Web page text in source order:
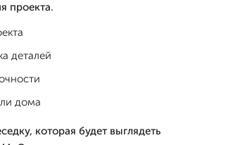
проекта.
деталей
дома
которая будет выглядеть